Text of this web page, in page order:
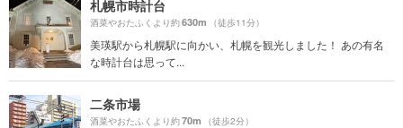
札幌市時計台
酒菜やおたふくより約630m （徒歩11分）
美瑛駅から札幌駅に向かい、札幌を観光しました！ あの有名
な時計台は思って...
二条市場
酒菜やおたふくより約70m （徒歩2分）